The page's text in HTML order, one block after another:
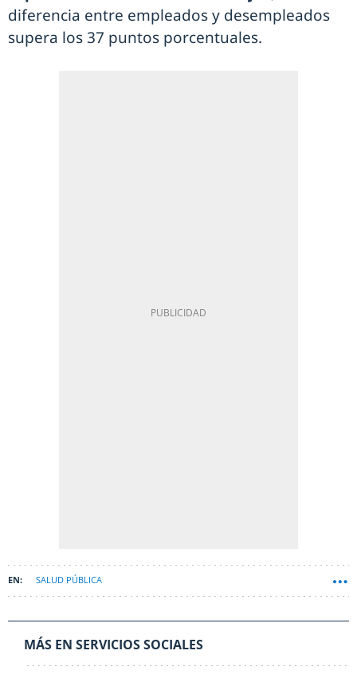
diferencia entre empleados y desempleados
supera los 37 puntos porcentuales.
SALUD PÚBLICA
MÁS EN SERVICIOS SOCIALES